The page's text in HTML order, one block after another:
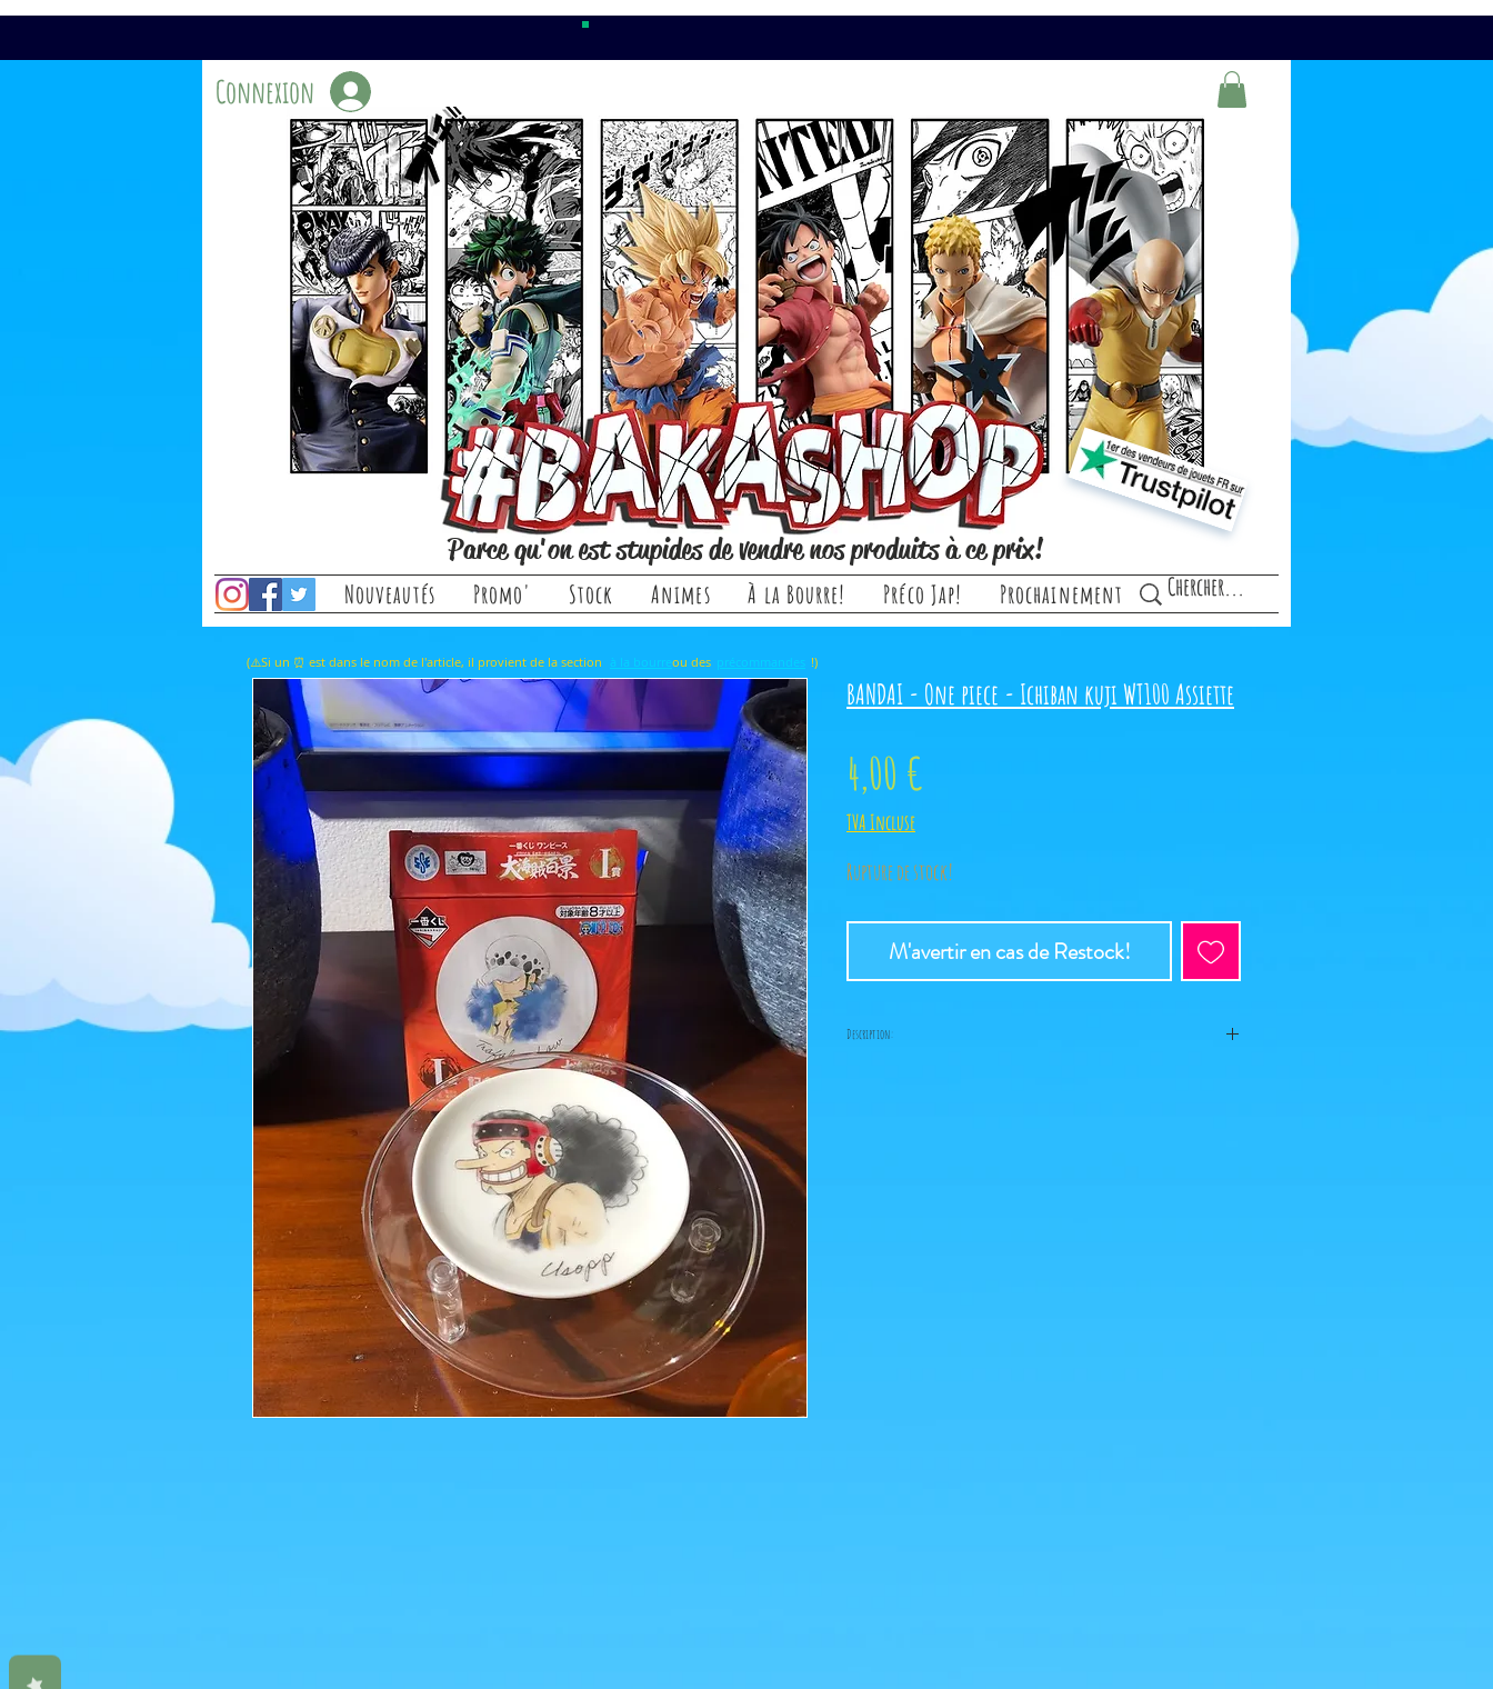
Connexion
Parce qu'on est stupides de vendre nos produits à ce prix!
Nouveautés Promo' Stock Animes À la Bourre! Préco Jap! Prochainement
BANDAI - One piece - Ichiban kuji WT100 Assiette
4,00 €
TVA Incluse
Rupture de stock!
M'avertir en cas de Restock!
Description:
(⚠️Si un ⏰ est dans le nom de l'article, il provient de la section ou des !)
à la bourre précommandes